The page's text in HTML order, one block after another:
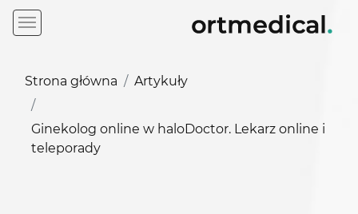
Strona główna Artykuły
Ginekolog online w haloDoctor. Lekarz online i
teleporady